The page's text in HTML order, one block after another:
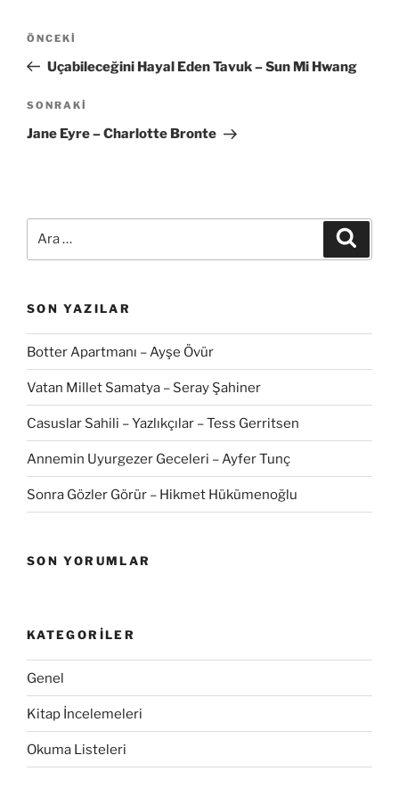
Yazı
Önceki
Yazı
ÖNCEKI
Uçabileceğini Hayal Eden Tavuk – Sun Mi Hwang
Sonraki
Yazı
SONRAKI
Jane Eyre – Charlotte Bronte
SON YAZILAR
Botter Apartmanı – Ayşe Övür
Vatan Millet Samatya – Seray Şahiner
Casuslar Sahili – Yazlıkçılar – Tess Gerritsen
Annemin Uyurgezer Geceleri – Ayfer Tunç
Sonra Gözler Görür – Hikmet Hükümenoğlu
SON YORUMLAR
KATEGORILER
Genel
Kitap İncelemeleri
Okuma Listeleri